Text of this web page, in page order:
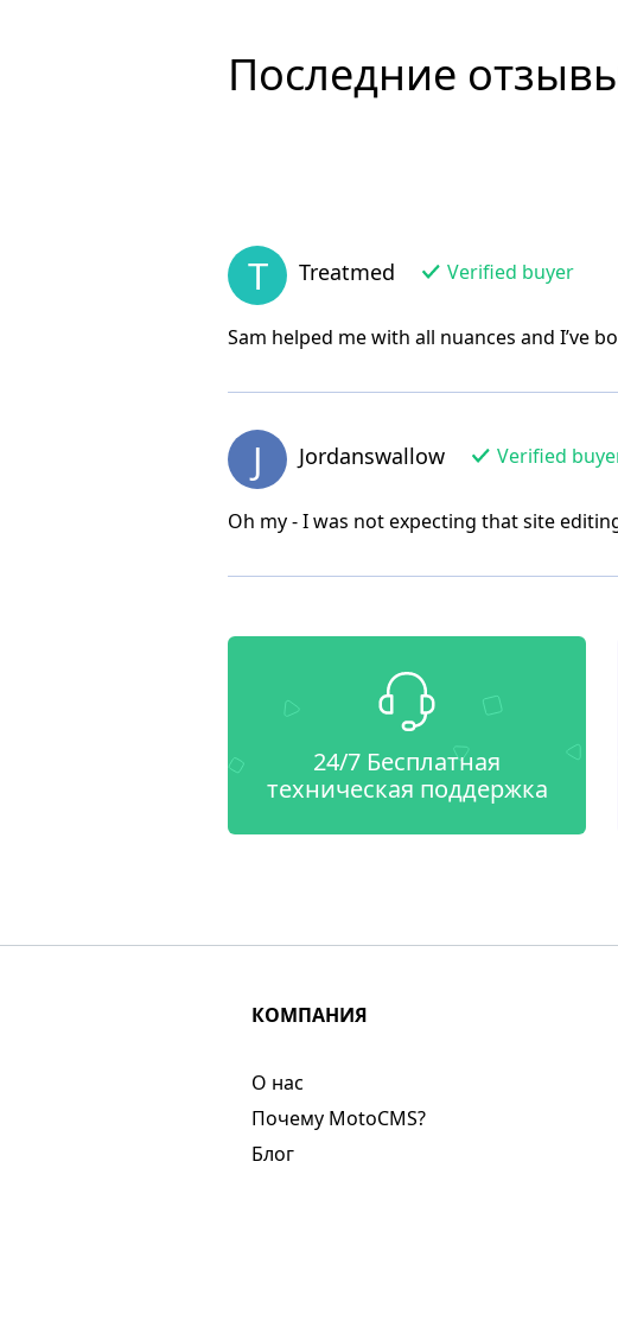
Последние
T Treatmed Verified buyer
Sam helped me with all nuances and I’ve
J Jordanswallow Verified
Oh my - I was not expecting that site
24/7 Бесплатная
техническая поддержка
КОМПАНИЯ
О нас​
Почему MotoCMS?
Блог